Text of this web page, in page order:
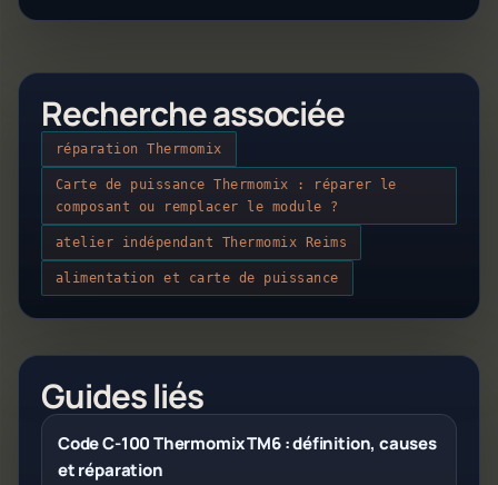
Recherche associée
réparation Thermomix
Carte de puissance Thermomix : réparer le
composant ou remplacer le module ?
atelier indépendant Thermomix Reims
alimentation et carte de puissance
Guides liés
Code C-100 Thermomix TM6 : définition, causes
et réparation